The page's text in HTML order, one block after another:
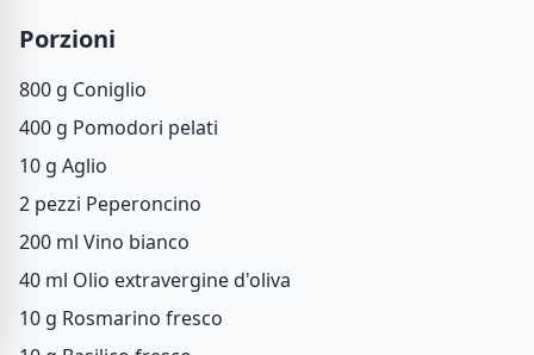
Porzioni
800 g Coniglio
400 g Pomodori pelati
10 g Aglio
2 pezzi Peperoncino
200 ml Vino bianco
40 ml Olio extravergine d'oliva
10 g Rosmarino fresco